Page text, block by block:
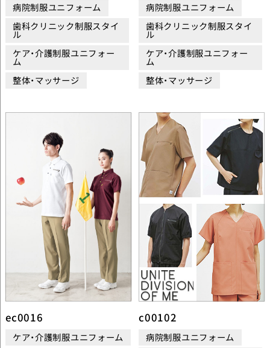
病院制服ユニフォーム
歯科クリニック制服スタイ
ル
ケア・介護制服ユニフォー
ム
整体・マッサージ
病院制服ユニフォーム
歯科クリニック制服スタイ
ル
ケア・介護制服ユニフォー
ム
整体・マッサージ
ec0016
ケア・介護制服ユニフォーム
c00102
病院制服ユニフォーム